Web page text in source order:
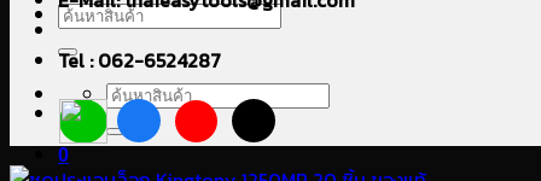
ค้นหา:
ค้นหา:
0
Tel : 062-6524287